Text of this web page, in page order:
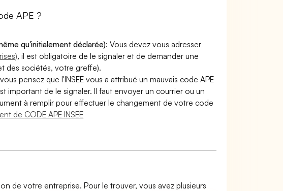
APE ?
qu'initialement déclarée): Vous devez vous adresser
, il est obligatoire de le signaler et de demander une
des sociétés, votre greffe).
pensez que l'INSEE vous a attribué un mauvais code APE
important de le signaler. Il faut envoyer un courrier ou un
à remplir pour effectuer le changement de votre code
de CODE APE INSEE
de votre entreprise. Pour le trouver, vous avez plusieurs